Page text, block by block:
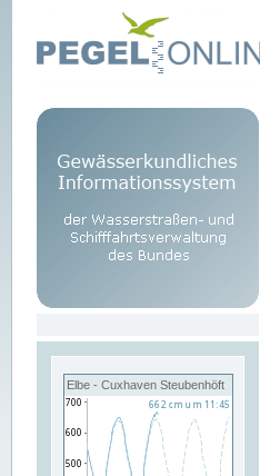
Elbe - Cuxhaven Steubenhöft